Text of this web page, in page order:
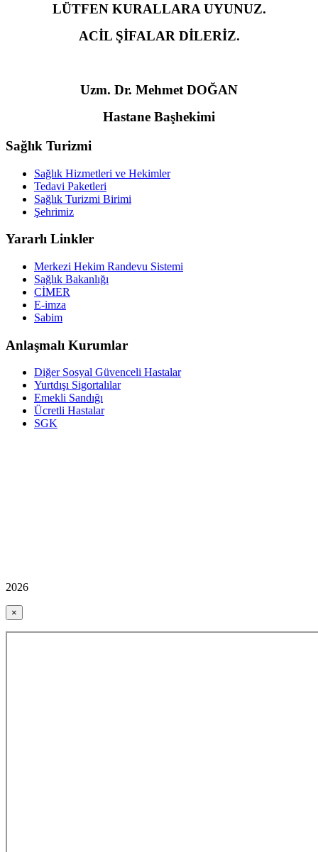
LÜTFEN KURALLARA UYUNUZ.
ACİL ŞİFALAR DİLERİZ.
Uzm. Dr. Mehmet DOĞAN
Hastane Başhekimi
Sağlık Turizmi
Sağlık Hizmetleri ve Hekimler
Tedavi Paketleri
Sağlık Turizmi Birimi
Şehrimiz
Yararlı Linkler
Merkezi Hekim Randevu Sistemi
Sağlık Bakanlığı
CİMER
E-imza
Sabim
Anlaşmalı Kurumlar
Diğer Sosyal Güvenceli Hastalar
Yurtdışı Sigortalılar
Emekli Sandığı
Ücretli Hastalar
SGK
2026
×